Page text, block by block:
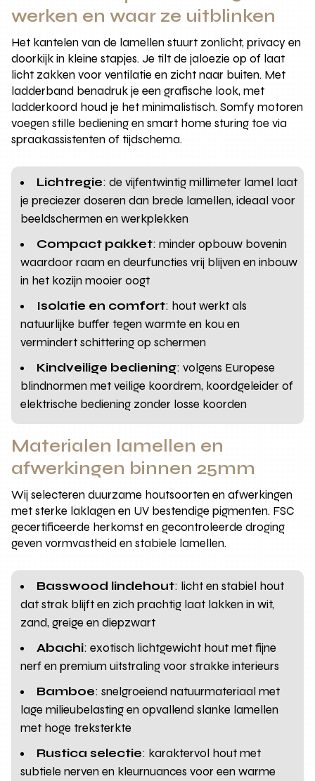
werken en waar ze uitblinken
Het kantelen van de lamellen stuurt zonlicht, privacy en
doorkijk in kleine stapjes. Je tilt de jaloezie op of laat
licht zakken voor ventilatie en zicht naar buiten. Met
ladderband benadruk je een grafische look, met
ladderkoord houd je het minimalistisch. Somfy motoren
voegen stille bediening en smart home sturing toe via
spraakassistenten of tijdschema.
Lichtregie: de vijfentwintig millimeter lamel laat
je preciezer doseren dan brede lamellen, ideaal voor
beeldschermen en werkplekken
Compact pakket: minder opbouw bovenin
waardoor raam en deurfuncties vrij blijven en inbouw
in het kozijn mooier oogt
Isolatie en comfort: hout werkt als
natuurlijke buffer tegen warmte en kou en
vermindert schittering op schermen
Kindveilige bediening: volgens Europese
blindnormen met veilige koordrem, koordgeleider of
elektrische bediening zonder losse koorden
Materialen lamellen en
afwerkingen binnen 25mm
Wij selecteren duurzame houtsoorten en afwerkingen
met sterke laklagen en UV bestendige pigmenten. FSC
gecertificeerde herkomst en gecontroleerde droging
geven vormvastheid en stabiele lamellen.
Basswood lindehout: licht en stabiel hout
dat strak blijft en zich prachtig laat lakken in wit,
zand, greige en diepzwart
Abachi: exotisch lichtgewicht hout met fijne
nerf en premium uitstraling voor strakke interieurs
Bamboe: snelgroeiend natuurmateriaal met
lage milieubelasting en opvallend slanke lamellen
met hoge treksterkte
Rustica selectie: karaktervol hout met
subtiele nerven en kleurnuances voor een warme